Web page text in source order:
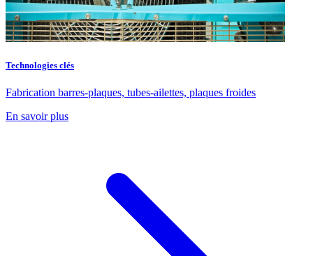
Technologies clés
Fabrication barres-plaques, tubes-ailettes, plaques froides
En savoir plus